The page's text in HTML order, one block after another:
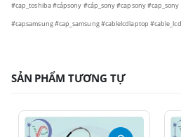
#cap_toshiba#cápsony #cáp_sony#capsony#cap_sony
#capsamsung#cap_samsung#cablelcdlaptop
SẢN PHẨM TƯƠNG TỰ